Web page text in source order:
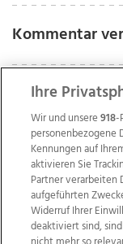
Kommentar
Ihre
Wir und unsere918-
personenbezogene
Kennungen auf
aktivieren Sie
Partner verarbeiten
aufgeführten
Widerruf Ihrer
deaktiviert sind,